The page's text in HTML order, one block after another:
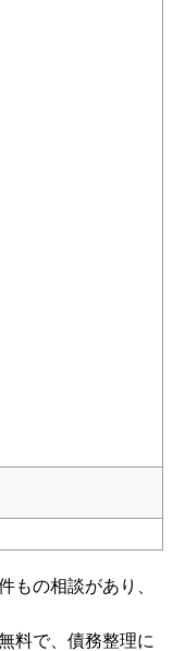
もの相談があり、
料で、債務整理に